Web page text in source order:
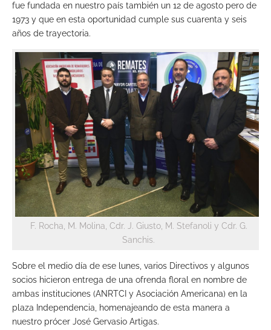
fue fundada en nuestro país también un 12 de agosto pero de
1973 y que en esta oportunidad cumple sus cuarenta y seis
años de trayectoria.
F. Rocha, M. Molina, Cdr. J. Giusto, M. Stefanoli y Cdr. G.
Sanchis.
Sobre el medio día de ese lunes, varios Directivos y algunos
socios hicieron entrega de una ofrenda floral en nombre de
ambas instituciones (ANRTCI y Asociación Americana) en la
plaza Independencia, homenajeando de esta manera a
nuestro prócer José Gervasio Artigas.